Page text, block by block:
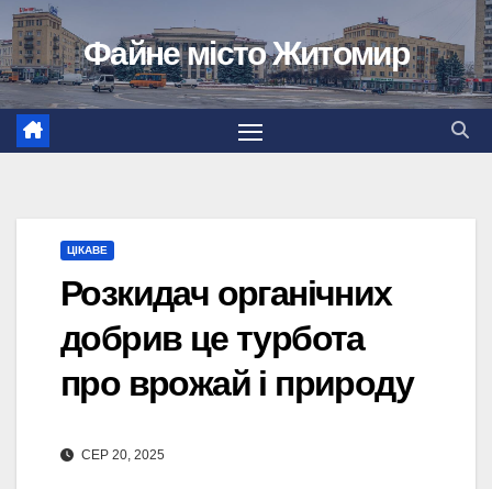
Перейти
до
вмісту
Файне місто Житомир
ЦІКАВЕ
Розкидач органічних
добрив це турбота
про врожай і природу
СЕР 20, 2025